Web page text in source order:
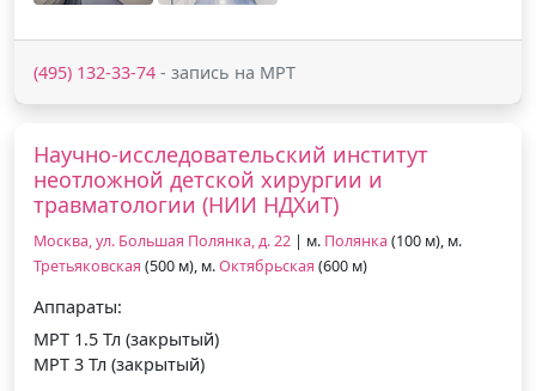
(495) 132-33-74 - запись на МРТ
Научно-исследовательский институт
неотложной детской хирургии и
травматологии (НИИ НДХиТ)
Москва, ул. Большая Полянка, д. 22 | м. Полянка (100 м), м.
Третьяковская (500 м), м.Октябрьская (600 м)
Аппараты:
МРТ 1.5 Тл (закрытый)
МРТ 3 Тл (закрытый)